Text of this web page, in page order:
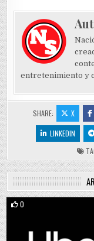
entretenimiento y
SHARE: X
LINKEDIN
0